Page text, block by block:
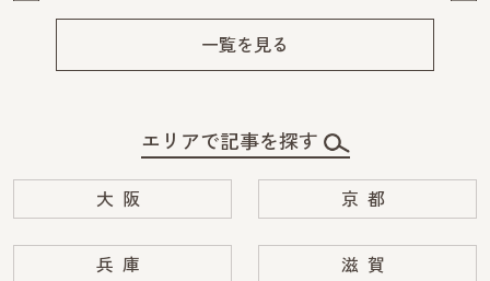
一覧を見る
エリアで記事を探す
大阪 京都
兵庫 滋賀